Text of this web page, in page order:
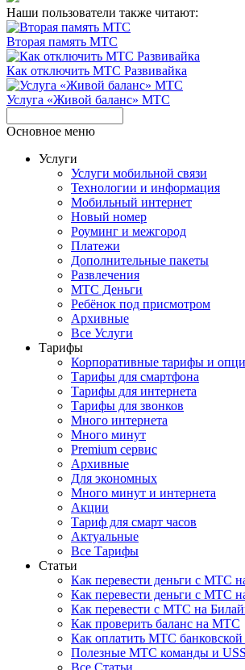
Наши пользователи также читают:
Вторая память МТС
Как отключить МТС Развивайка
Услуга «Живой баланс» МТС
Основное меню
Услуги
Услуги мобильной связи
Технологии и информация
Мобильный интернет
Новый номер
Роуминг и межгород
Платежи
Дополнительные пакеты
Развлечения
МТС Деньги
Ребёнок под присмотром
Архивные
Все Услуги
Тарифы
Корпоративные тарифы и
Тарифы для смартфона
Тарифы для интернета
Тарифы для звонков
Много интернета
Много минут
Premium сервис
Архивные
Для экономных
Много минут и интернета
Акции
Тариф для смарт часов
Актуальные
Все Тарифы
Статьи
Как перевести деньги с МТС
Как перевести деньги с МТС
Как перевести с МТС на
Как проверить баланс на МТС
Как оплатить МТС банковской
Полезные МТС команды и
Все Статьи